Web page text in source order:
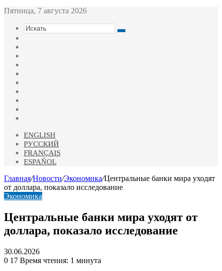
Пятница, 7 августа 2026
Искать
ENGLISH
РУССКИЙ
FRANÇAIS
ESPAÑOL
Главная/Новости/Экономика/Центральные банки мира уходят
от доллара, показало исследование
Экономика
Центральные банки мира уходят от
доллара, показало исследование
30.06.2026
0 17 Время чтения: 1 минута